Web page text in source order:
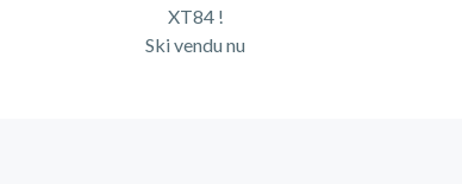
XT84 !
Ski vendu nu